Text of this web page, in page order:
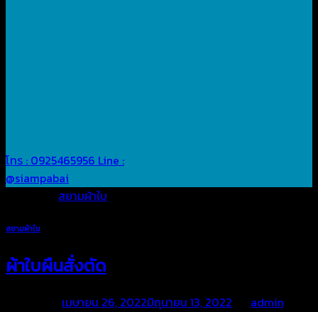
โทร : 0925465956 Line :
@siampabai
สยามผ้าใบ
สยามผ้าใบ
ผ้าใบผืนสั่งตัด
เมษายน 26, 2022มิถุนายน 13, 2022 admin